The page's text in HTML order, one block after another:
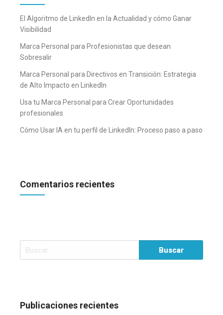
El Algoritmo de LinkedIn en la Actualidad y cómo Ganar
Visibilidad
Marca Personal para Profesionistas que desean
Sobresalir
Marca Personal para Directivos en Transición: Estrategia
de Alto Impacto en LinkedIn
Usa tu Marca Personal para Crear Oportunidades
profesionales
Cómo Usar IA en tu perfil de LinkedIn: Proceso paso a paso
Comentarios recientes
Buscar:
Publicaciones recientes